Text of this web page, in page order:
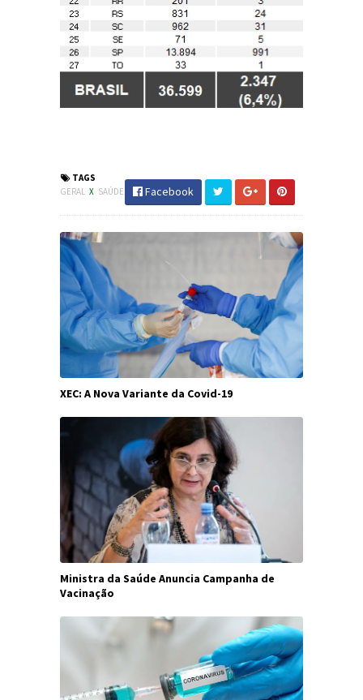
TAGS
GERAL X SAÚDE Facebook
XEC: A Nova Variante da Covid-19
Ministra da Saúde Anuncia Campanha de
Vacinação